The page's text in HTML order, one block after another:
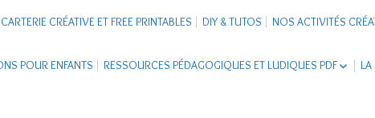
CARTERIE CRÉATIVE ET FREE PRINTABLES DIY & TUTOS NOS ACTIVITÉS
POUR ENFANTS RESSOURCES PÉDAGOGIQUES ET LUDIQUES PDF LA